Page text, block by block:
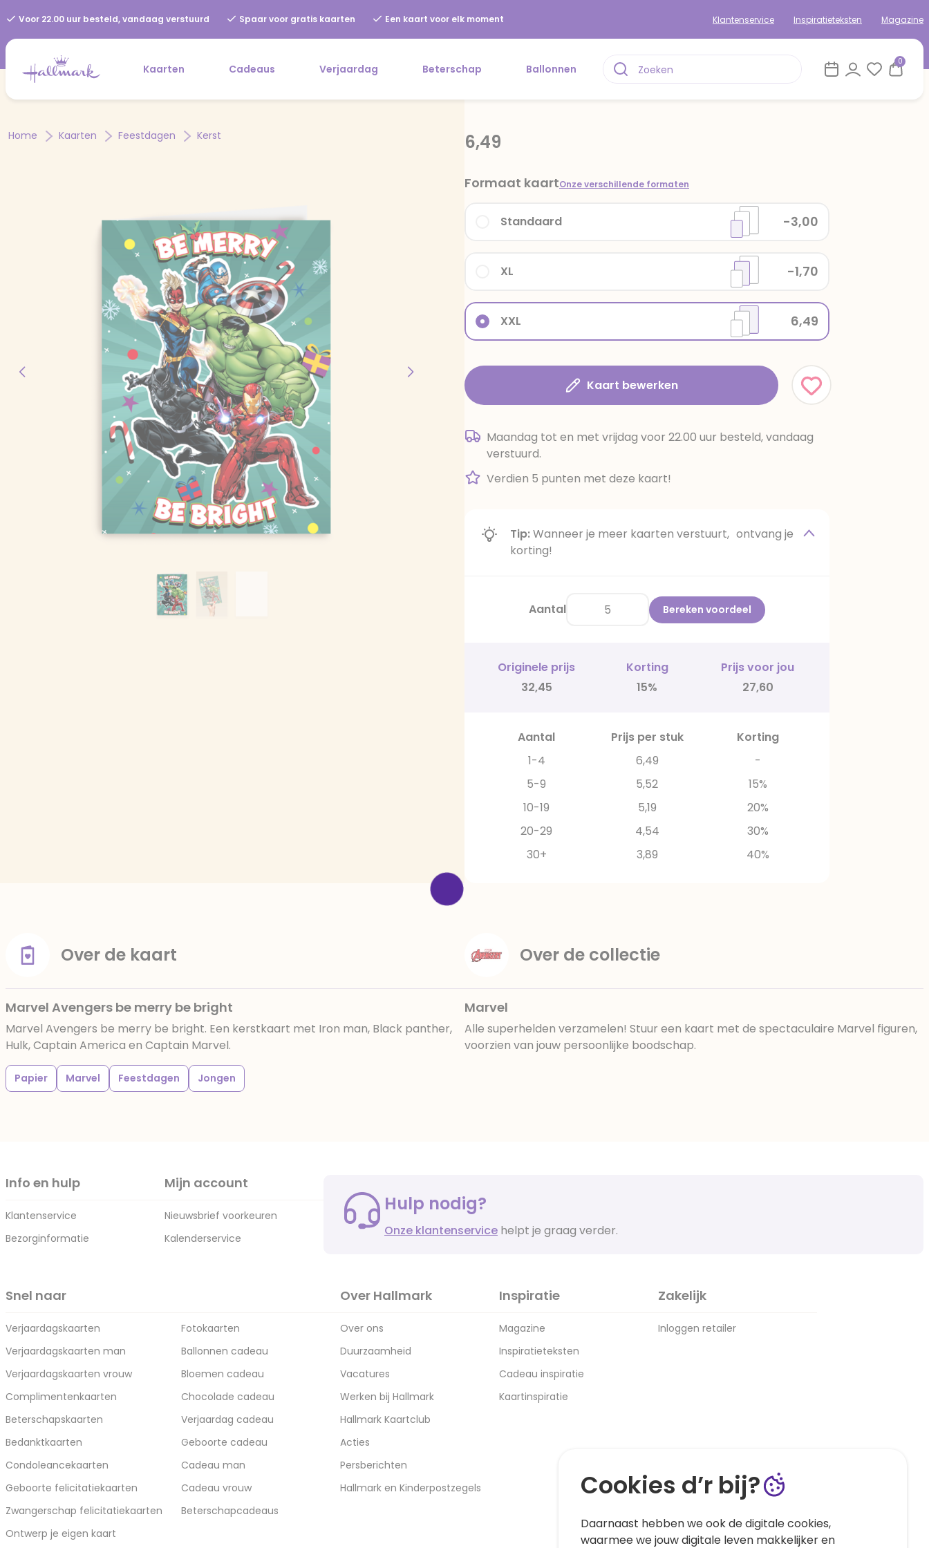
Voor 22.00 uur besteld, vandaag verstuurd Spaar voor gratis kaarten Een kaart voor elk moment Klantenservice Inspiratieteksten Magazine
Kaarten Cadeaus Verjaardag Beterschap Ballonnen
0
Home Kaarten Feestdagen Kerst 6,49
Formaat kaartOnze verschillende formaten
XXL 6,49
XL -1,70
Standaard -3,00
Kaart bewerken
Maandag tot en met vrijdag voor 22.00 uur besteld, vandaag
verstuurd.
Verdien 5 punten met deze kaart!
Tip:Wanneer je meer kaarten verstuurt, ontvang je
korting!
Aantal Bereken voordeel
Originele prijs Korting
Prijs voor jou
32,45
15% 27,60
Aantal Prijs per stuk
Korting
1-4
6,49
-
5-9
5,52
15%
10-19
5,19
20%
20-29
4,54
30%
30+
3,89 40%
Over de kaart
Marvel Avengers be merry be bright
Marvel Avengers be merry be bright. Een kerstkaart met Iron man, Black panther,
Hulk, Captain America en Captain Marvel.
Papier Marvel Feestdagen Jongen
Over de collectie
Marvel
Alle superhelden verzamelen! Stuur een kaart met de spectaculaire Marvel figuren,
voorzien van jouw persoonlijke boodschap.
Info en hulp
Klantenservice
Bezorginformatie
Mijn account
Nieuwsbrief voorkeuren
Kalenderservice
Hulp nodig?
Onze klantenservice helpt je graag verder.
Snel naar
Verjaardagskaarten
Verjaardagskaarten man
Verjaardagskaarten vrouw
Complimentenkaarten
Beterschapskaarten
Bedanktkaarten
Condoleancekaarten
Geboorte felicitatiekaarten
Zwangerschap felicitatiekaarten
Ontwerp je eigen kaart
Fotokaarten
Ballonnen cadeau
Bloemen cadeau
Chocolade cadeau
Verjaardag cadeau
Geboorte cadeau
Cadeau man
Cadeau vrouw
Beterschapcadeaus
Over Hallmark
Over ons
Duurzaamheid
Vacatures
Werken bij Hallmark
Hallmark Kaartclub
Acties
Persberichten
Hallmark en Kinderpostzegels
Inspiratie
Magazine
Inspiratieteksten
Cadeau inspiratie
Kaartinspiratie
Zakelijk
Inloggen retailer
Cookies d’r bij?
Daarnaast hebben we ook de digitale cookies,
waarmee we jouw digitale leven makkelijker en